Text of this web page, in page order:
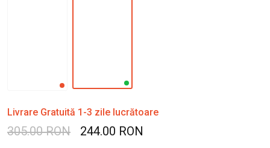
Livrare Gratuită 1-3 zile lucrătoare
305.00 RON 244.00 RON